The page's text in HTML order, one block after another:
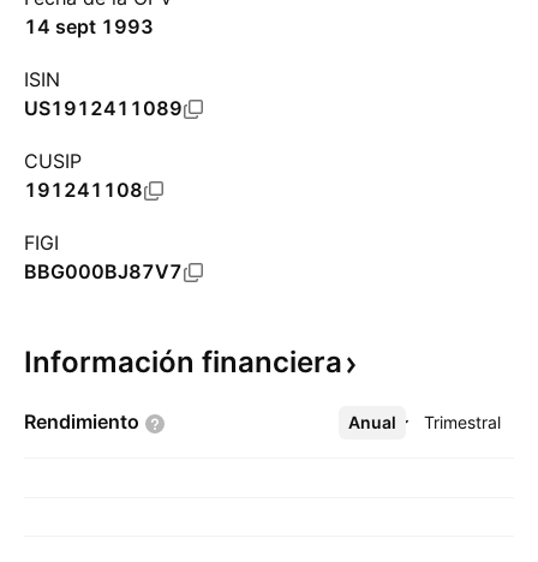
14 sept 1993
ISIN
US1912411089
CUSIP
191241108
FIGI
BBG000BJ87V7
Información financiera
Rendimiento Anual Trimestral
Más